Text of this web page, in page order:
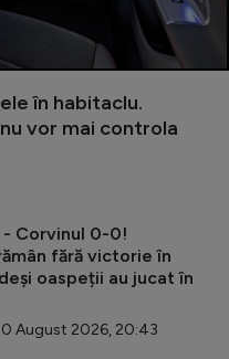
în habitaclu.
vor mai controla
- Corvinul 0-0!
fără victorie în
oaspeții au jucat în
August 2026, 20:43